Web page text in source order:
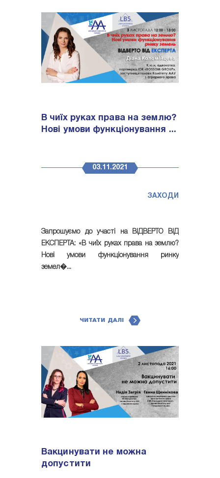
В чиїх руках права на землю?
Нові умови функціонування ...
03.11.2021
ЗАХОДИ
Запрошуємо до участі на ВІДВЕРТО ВІД
ЕКСПЕРТА: «В чиїх руках права на землю?
Нові умови функціонування ринку
земел�...
ЧИТАТИ ДАЛІ
Вакцинувати не можна
допустити